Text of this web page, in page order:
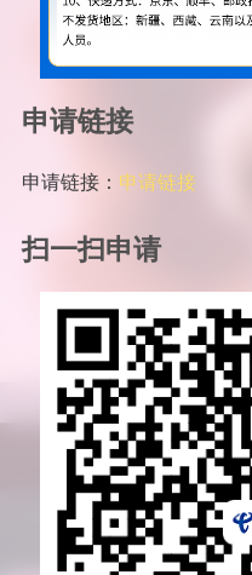
申请链接
申请链接： 申请链接
扫一扫申请